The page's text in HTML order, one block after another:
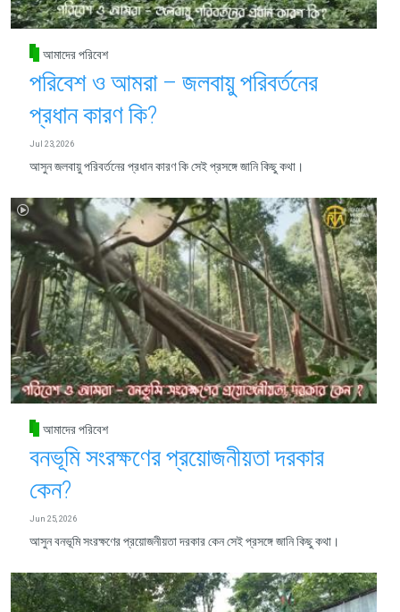
আমাদের পরিবেশ
পরিবেশ ও আমরা – জলবায়ু পরিবর্তনের
প্রধান কারণ কি?
Jul 23, 2026
আসুন জলবায়ু পরিবর্তনের প্রধান কারণ কি সেই প্রসঙ্গে জানি কিছু কথা।
আমাদের পরিবেশ
বনভূমি সংরক্ষণের প্রয়োজনীয়তা দরকার
কেন?
Jun 25, 2026
আসুন বনভূমি সংরক্ষণের প্রয়োজনীয়তা দরকার কেন সেই প্রসঙ্গে জানি কিছু কথা।